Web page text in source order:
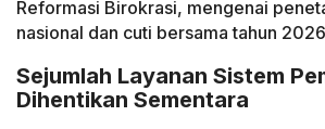
Reformasi Birokrasi, mengenai
nasional dan cuti bersama tahun
Sejumlah Layanan Sistem
Dihentikan Sementara